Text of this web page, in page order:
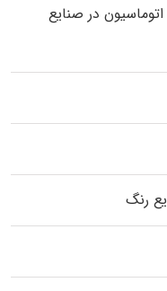
در صنایع
رنگ